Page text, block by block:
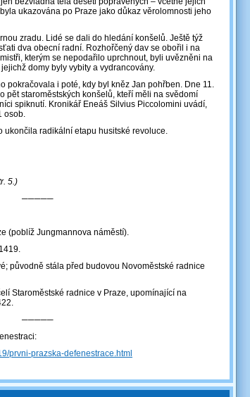
ukazována po Praze jako důkaz věrolomnosti jeho
zradu. Lidé se dali do hledání konšelů. Ještě týž
dva obecní radní. Rozhořčený dav se obořil i na
kterým se nepodařilo uprchnout, byli uvězněni na
domy byly vybity a vydrancovány.
pokračovala i poté, kdy byl kněz Jan pohřben. Dne 11.
pět staroměstských konšelů, kteří měli na svědomí
spiknutí. Kronikář Eneáš Silvius Piccolomini uvádí,
osob.
ukončila radikální etapu husitské revoluce.
5.)
─────
(poblíž Jungmannova náměstí).
původně stála před budovou Novoměstské radnice
Staroměstské radnice v Praze, upomínající na
─────
prvni-prazska-defenestrace.html